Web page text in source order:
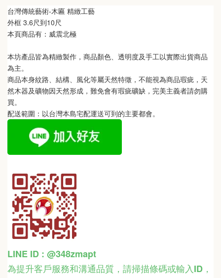
台灣傳統藝術-木匾 精緻工藝
外框 3.6尺到10尺
本頁商品有：威震北極
本坊產品皆為精緻製作，商品顏色、透明度及手工以實際出貨商品
為主。
商品本身紋路、結構、風化等屬天然特徵，不能視為商品瑕疵，天
然木器及礦物因天然形成，難免會有瑕疵礦缺，完美主義者請勿購
買。
配送範圍：以台灣本島宅配運送可到的主要都會。
LINE ID : @348zmapt
為提升客戶服務和溝通品質，請掃描條碼或輸入ID ，